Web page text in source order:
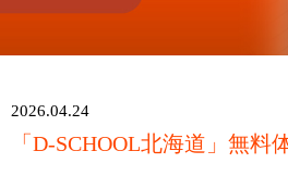
キ
ッ
2026.04.24
「D-SCHOOL北海道」無